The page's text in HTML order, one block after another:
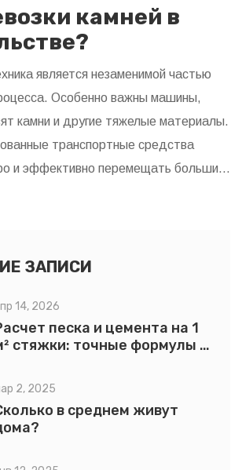
камней в
является незаменимой частью
Особенно важны машины,
камни и другие тяжелые материалы.
транспортные средства
и эффективно перемещать большие
ЗАПИСИ
14, 2026
песка и цемента на 1
стяжки: точные формулы и
2, 2025
в среднем живут